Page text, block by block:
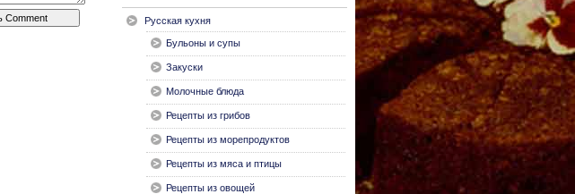
Русская кухня
Бульоны и супы
Закуски
Молочные блюда
Рецепты из грибов
Рецепты из морепродуктов
Рецепты из мяса и птицы
Рецепты из овощей